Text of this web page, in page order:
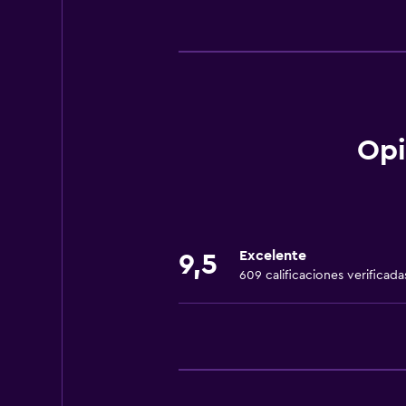
Habitaciones familiares
Alfombrado
Baño
9,5 Excelente
609 calificaciones